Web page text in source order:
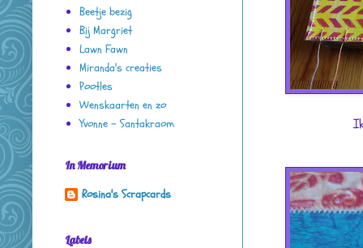
Beetje bezig
Bij Margriet
Lawn Fawn
Miranda's creaties
Pootles
Wenskaarten en zo
Yvonne - Santakraom
In Memorium
Rosina's Scrapcards
Labels